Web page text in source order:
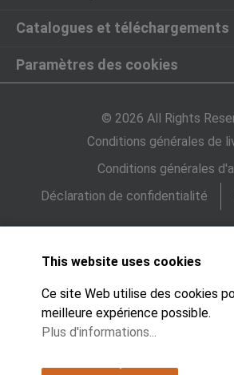
Catalogues et téléchargements
Paramètres des cookies
© 2026 All Rights
Conditions générales de
Conditions générales
Déclaration de confidentialité
This website uses cookies
Ce site Web utilise des cookies
meilleure expérience possible.
Plus d'informations...